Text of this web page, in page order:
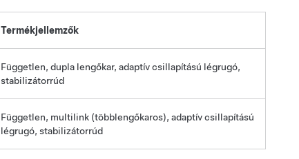
Termékjellemzők
Független, dupla lengőkar, adaptív csillapítású légrugó,
stabilizátorrúd
Független, multilink (többlengőkaros), adaptív csillapítású
légrugó, stabilizátorrúd